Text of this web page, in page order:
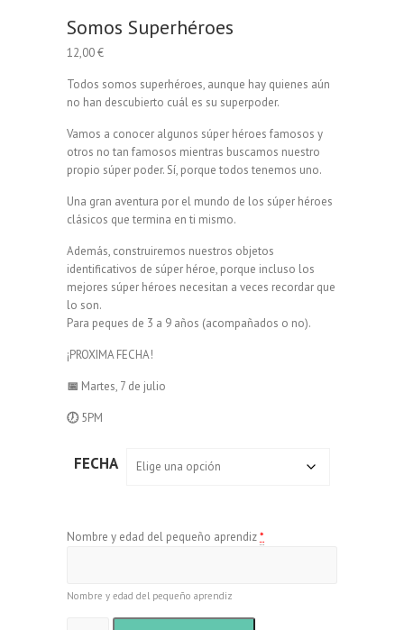
Somos Superhéroes
12,00€
Todos somos superhéroes, aunque hay quienes aún
no han descubierto cuál es su superpoder.
Vamos a conocer algunos súper héroes famosos y
otros no tan famosos mientras buscamos nuestro
propio súper poder. Sí, porque todos tenemos uno.
Una gran aventura por el mundo de los súper héroes
clásicos que termina en ti mismo.
Además, construiremos nuestros objetos
identificativos de súper héroe, porque incluso los
mejores súper héroes necesitan a veces recordar que
lo son.
Para peques de 3 a 9 años (acompañados o no).
¡PROXIMA FECHA!
📅 Martes, 7 de julio
🕖5PM
FECHA
Nombre y edad del pequeño aprendiz*
Nombre y edad del pequeño aprendiz